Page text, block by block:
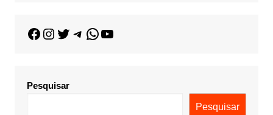
Pesquisar
Pesquisar